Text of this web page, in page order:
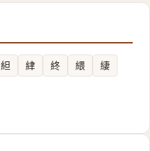
䋎 䋖 終 䋿
緀